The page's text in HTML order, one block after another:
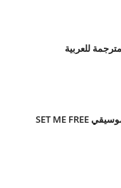
ردة فعل توايس على الفيديو الموسيقي SET ME FREE